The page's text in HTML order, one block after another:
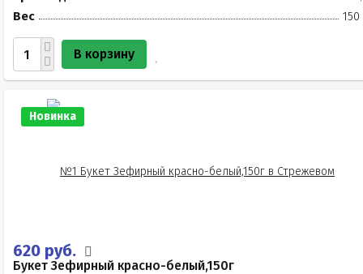
Вес
150
В корзину
Новинка
620 руб.
Букет Зефирный красно-белый,150г